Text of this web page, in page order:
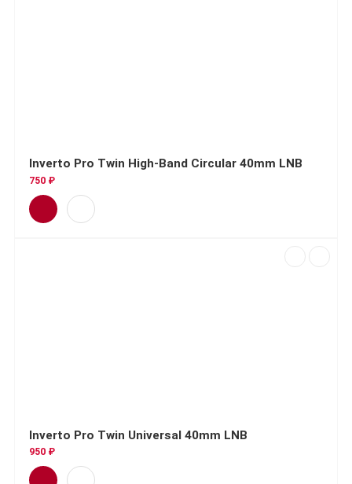
Inverto Pro Twin High-Band Circular 40mm LNB
750 ₽
Inverto Pro Twin Universal 40mm LNB
950 ₽